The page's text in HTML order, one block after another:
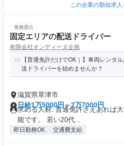
この企業の類似求人
業務委託
固定エリアの配送ドライバー
有限会社オンディーヌ企画
【普通免許だけでOK｜】車両レンタ
送ドライバーを始めませんか？
滋賀県草津市
日給1万5000円～2万7000円
求める人材: 普通免許さえあれば
能です。 若い20代...
即日勤務OK 交通費支給